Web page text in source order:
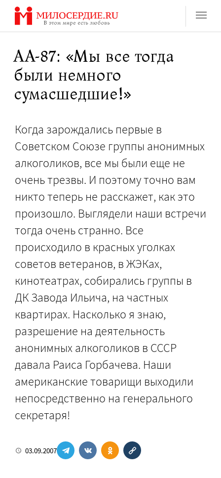
Перейти
содержанию
АА-87: «Мы все тогда
были немного
сумасшедшие!»
Когда зарождались первые в
Советском Союзе группы анонимных
алкоголиков, все мы были еще не
очень трезвы. И поэтому точно вам
никто теперь не расскажет, как это
произошло. Выглядели наши встречи
тогда очень странно. Все
происходило в красных уголках
советов ветеранов, в ЖЭКах,
кинотеатрах, собирались группы в
ДК Завода Ильича, на частных
квартирах. Насколько я знаю,
разрешение на деятельность
анонимных алкоголиков в СССР
давала Раиса Горбачева. Наши
американские товарищи выходили
непосредственно на генерального
секретаря!
03.09.2007